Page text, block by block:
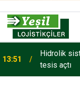
13:51
Hidrolik
tesis açtı